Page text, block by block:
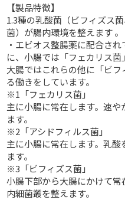
【製品特徴】
1.3種の乳酸菌（ビフィズス
菌）が腸内環境を整えます 。
・エビオス整腸薬に配合さ
に、小腸では「フェカリス
大腸ではこれらの他に「ビ
る働きをしています。
※1「フェカリス菌」
主に小腸に常在します。速
ます。
※2「アシドフィルス菌」
主に小腸に常在します。乳
ます。
※3「ビフィズス菌」
小腸下部から大腸にかけて
内細菌叢を整えます。